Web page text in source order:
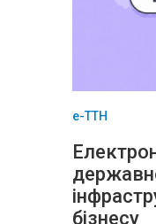
е-ТТН
бізнесу